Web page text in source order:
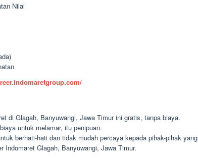
Nilai
di Glagah, Banyuwangi, Jawa Timur ini gratis, tanpa biaya.
untuk melamar, itu penipuan.
berhati-hati dan tidak mudah percaya kepada pihak-pihak yang
Indomaret Glagah, Banyuwangi, Jawa Timur.